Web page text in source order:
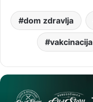
dom zdravlja
vakcinacija